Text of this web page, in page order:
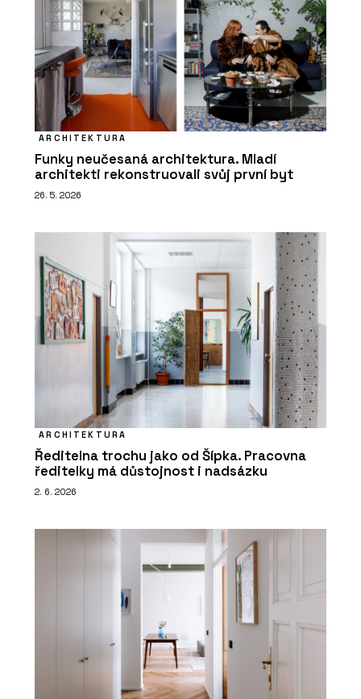
ARCHITEKTURA
Funky neučesaná architektura. Mladí
architekti rekonstruovali svůj první byt
26. 5. 2026
ARCHITEKTURA
Ředitelna trochu jako od Šípka. Pracovna
ředitelky má důstojnost i nadsázku
2. 6. 2026